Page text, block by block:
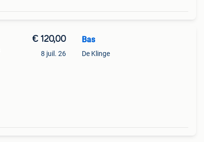
€ 120,00
8 juil. 26
Bas
De Klinge